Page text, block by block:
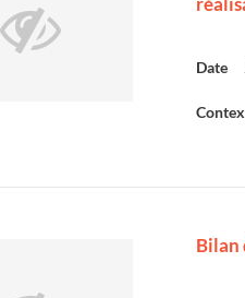
Date
Bilan